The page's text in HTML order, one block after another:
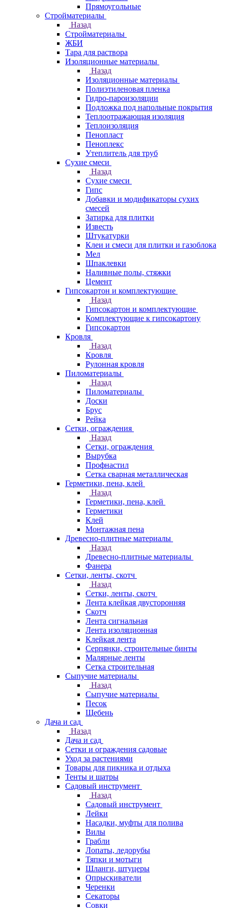
Прямоугольные
Стройматериалы
Назад
Стройматериалы
ЖБИ
Тара для раствора
Изоляционные материалы
Назад
Изоляционные материалы
Полиэтиленовая пленка
Гидро-пароизоляции
Подложка под напольные покрытия
Теплоотражающая изоляция
Теплоизоляция
Пенопласт
Пеноплекс
Утеплитель для труб
Сухие смеси
Назад
Сухие смеси
Гипс
Добавки и модификаторы сухих
смесей
Затирка для плитки
Известь
Штукатурки
Клеи и смеси для плитки и газоблока
Мел
Шпаклевки
Наливные полы, стяжки
Цемент
Гипсокартон и комплектующие
Назад
Гипсокартон и комплектующие
Комплектующие к гипсокартону
Гипсокартон
Кровля
Назад
Кровля
Рулонная кровля
Пиломатериалы
Назад
Пиломатериалы
Доски
Брус
Рейка
Сетки, ограждения
Назад
Сетки, ограждения
Вырубка
Профнастил
Сетка сварная металлическая
Герметики, пена, клей
Назад
Герметики, пена, клей
Герметики
Клей
Монтажная пена
Древесно-плитные материалы
Назад
Древесно-плитные материалы
Фанера
Сетки, ленты, скотч
Назад
Сетки, ленты, скотч
Лента клейкая двусторонняя
Скотч
Лента сигнальная
Лента изоляционная
Клейкая лента
Серпянки, строительные бинты
Малярные ленты
Сетка строительная
Сыпучие материалы
Назад
Сыпучие материалы
Песок
Щебень
Дача и сад
Назад
Дача и сад
Сетки и ограждения садовые
Уход за растениями
Товары для пикника и отдыха
Тенты и шатры
Садовый инструмент
Назад
Садовый инструмент
Лейки
Насадки, муфты для полива
Вилы
Грабли
Лопаты, ледорубы
Тяпки и мотыги
Шланги, штуцеры
Опрыскиватели
Черенки
Секаторы
Совки